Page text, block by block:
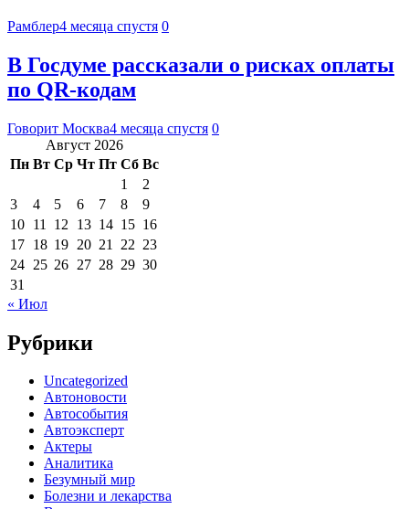
Рамблер4 месяца спустя 0
В Госдуме рассказали о рисках оплаты
по QR-кодам
Говорит Москва4 месяца спустя 0
Август 2026
Пн Вт Ср Чт Пт Сб Вс
1
2
3
4 5 6 7 8
9
10 11 12 13 14 15 16
17 18 19 20 21 22 23
24 25 26 27 28 29 30
31
« Июл
Рубрики
Uncategorized
Автоновости
Автособытия
Автоэксперт
Актеры
Аналитика
Безумный мир
Болезни и лекарства